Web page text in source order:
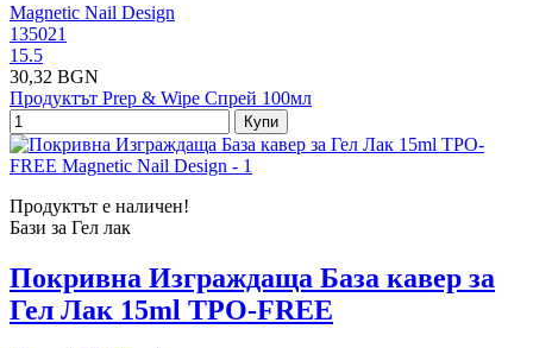
Magnetic Nail Design
135021
15.5
30,32 BGN
Продуктът Prep & Wipe Спрей 100мл
Купи
Продуктът е наличен!
Бази за Гел лак
Покривна Изграждаща База кавер за
Гел Лак 15ml TPO-FREE